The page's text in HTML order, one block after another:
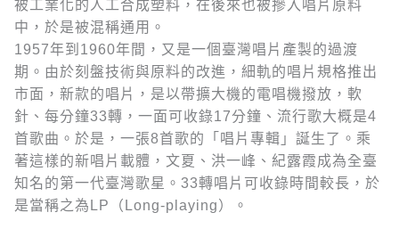
被工業化的人工合成塑料，在後來也被摻入唱片原料
中，於是被混稱通用。
1957年到1960年間，又是一個臺灣唱片產製的過渡
期。由於刻盤技術與原料的改進，細軌的唱片規格推出
市面，新款的唱片，是以帶擴大機的電唱機撥放，軟
針、每分鐘33轉，一面可收錄17分鐘、流行歌大概是4
首歌曲。於是，一張8首歌的「唱片專輯」誕生了。乘
著這樣的新唱片載體，文夏、洪一峰、紀露霞成為全臺
知名的第一代臺灣歌星。33轉唱片可收錄時間較長，於
是當稱之為LP（Long-playing）。